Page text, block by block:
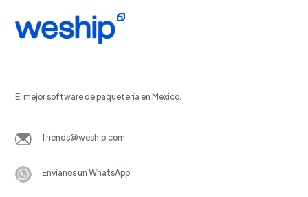
El mejor software de paquetería en Mexico.
friends@weship.com
Envíanos un WhatsApp